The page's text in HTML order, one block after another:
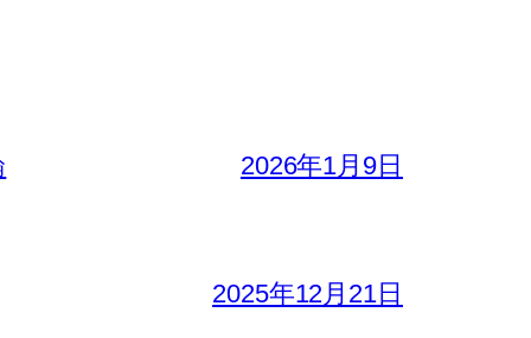
2026年1月9日
2025年12月21日